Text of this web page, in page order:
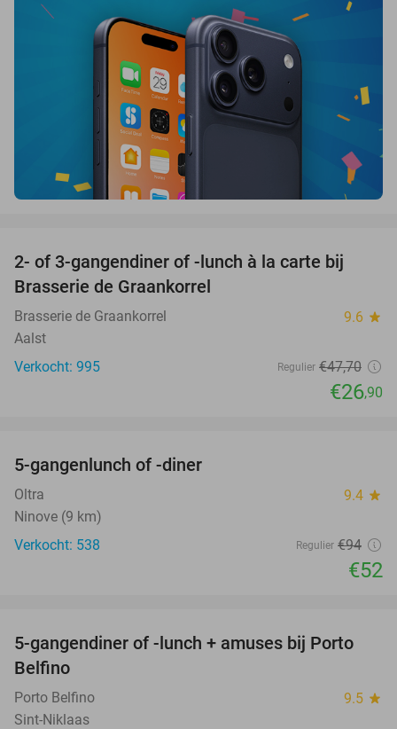
44%
2- of 3-gangendiner of -lunch à la carte bij
Brasserie de Graankorrel
Brasserie de Graankorrel 9.6 star
Aalst
Verkocht: 995
Regulier €47,70
€26,90
5-gangenlunch of -diner
Oltra 9.4 star
Ninove (9 km)
Verkocht: 538
Regulier €94
€52
33%
NEW
TODAY
5-gangendiner of -lunch + amuses bij Porto
Belfino
Porto Belfino 9.5 star
Sint-Niklaas